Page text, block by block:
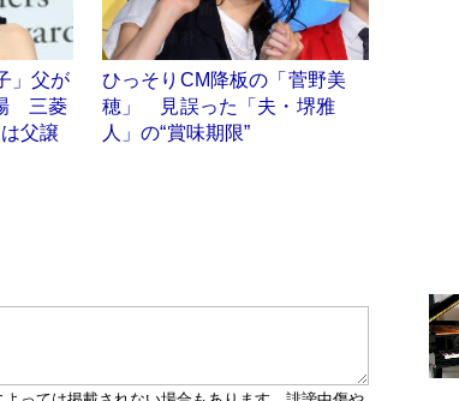
」父が
三菱
父譲
ひっそりCM降板の「菅野美
穂」 見誤った「夫・堺雅
人」の“賞味期限”